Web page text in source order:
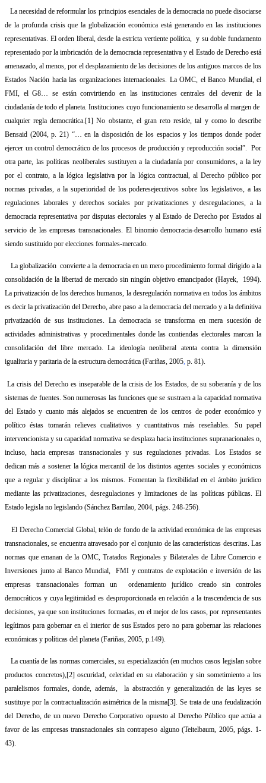
La necesidad de reformular los principios esenciales de la democracia no puede disociarse
de la profunda crisis que la globalización económica está generando en las instituciones
representativas. El orden liberal, desde la estricta vertiente política, y su doble fundamento
representado por la imbricación de la democracia representativa y el Estado de Derecho está
amenazado, al menos, por el desplazamiento de las decisiones de los antiguos marcos de los
Estados Nación hacia las organizaciones internacionales. La OMC, el Banco Mundial, el
FMI, el G8… se están convirtiendo en las instituciones centrales del devenir de la
ciudadanía de todo el planeta. Instituciones cuyo funcionamiento se desarrolla al margen de
cualquier regla democrática.[1] No obstante, el gran reto reside, tal y como lo describe
Bensaid (2004, p. 21) “… en la disposición de los espacios y los tiempos donde poder
ejercer un control democrático de los procesos de producción y reproducción social”. Por
otra parte, las políticas neoliberales sustituyen a la ciudadanía por consumidores, a la ley
por el contrato, a la lógica legislativa por la lógica contractual, al Derecho público por
normas privadas, a la superioridad de los poderesejecutivos sobre los legislativos, a las
regulaciones laborales y derechos sociales por privatizaciones y desregulaciones, a la
democracia representativa por disputas electorales y al Estado de Derecho por Estados al
servicio de las empresas transnacionales. El binomio democracia-desarrollo humano está
siendo sustituido por elecciones formales-mercado.
La globalización convierte a la democracia en un mero procedimiento formal dirigido a la
consolidación de la libertad de mercado sin ningún objetivo emancipador (Hayek,
1994).
La privatización de los derechos humanos, la desregulación normativa en todos los ámbitos
es decir la privatización del Derecho, abre paso a la democracia del mercado y a la definitiva
privatización de sus instituciones. La democracia se transforma en mera sucesión de
actividades administrativas y procedimentales donde las contiendas electorales marcan la
consolidación del libre mercado. La ideología neoliberal atenta contra la dimensión
igualitaria y paritaria de la estructura democrática (Fariñas, 2005, p. 81).
La crisis del Derecho es inseparable de la crisis de los Estados, de su soberanía y de los
sistemas de fuentes. Son numerosas las funciones que se sustraen a la capacidad normativa
del Estado y cuanto más alejados se encuentren de los centros de poder económico y
político éstas tomarán relieves cualitativos y cuantitativos más reseñables. Su papel
intervencionista y su capacidad normativa se desplaza hacia instituciones supranacionales o,
incluso, hacia empresas transnacionales y sus regulaciones privadas. Los Estados se
dedican más a sostener la lógica mercantil de los distintos agentes sociales y económicos
que a regular y disciplinar a los mismos. Fomentan la flexibilidad en el ámbito jurídico
mediante las privatizaciones, desregulaciones y limitaciones de las políticas públicas. El
Estado legisla no legislando (Sánchez Barrilao, 2004, págs. 248-256).
El Derecho Comercial Global, telón de fondo de la actividad económica de las empresas
transnacionales, se encuentra atravesado por el conjunto de las características descritas. Las
normas que emanan de la OMC, Tratados Regionales y Bilaterales de Libre Comercio e
Inversiones junto al Banco Mundial,
FMI y contratos de explotación e inversión de las
empresas transnacionales forman un
ordenamiento jurídico creado sin controles
democráticos y cuya legitimidad es desproporcionada en relación a la trascendencia de sus
decisiones, ya que son instituciones formadas, en el mejor de los casos, por representantes
legítimos para gobernar en el interior de sus Estados pero no para gobernar las relaciones
económicas y políticas del planeta (Fariñas, 2005, p.149).
La cuantía de las normas comerciales, su especialización (en muchos casos legislan sobre
productos concretos),[2] oscuridad, celeridad en su elaboración y sin sometimiento a los
paralelismos formales, donde, además,
la abstracción y generalización de las leyes se
sustituye por la contractualización asimétrica de la misma[3]. Se trata de una feudalización
del Derecho, de un nuevo Derecho Corporativo opuesto al Derecho Público que actúa a
favor de las empresas transnacionales sin contrapeso alguno (Teitelbaum, 2005, págs. 1-
43).